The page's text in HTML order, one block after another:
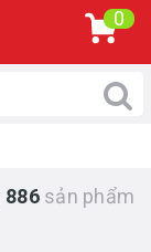
0
886sản phẩm